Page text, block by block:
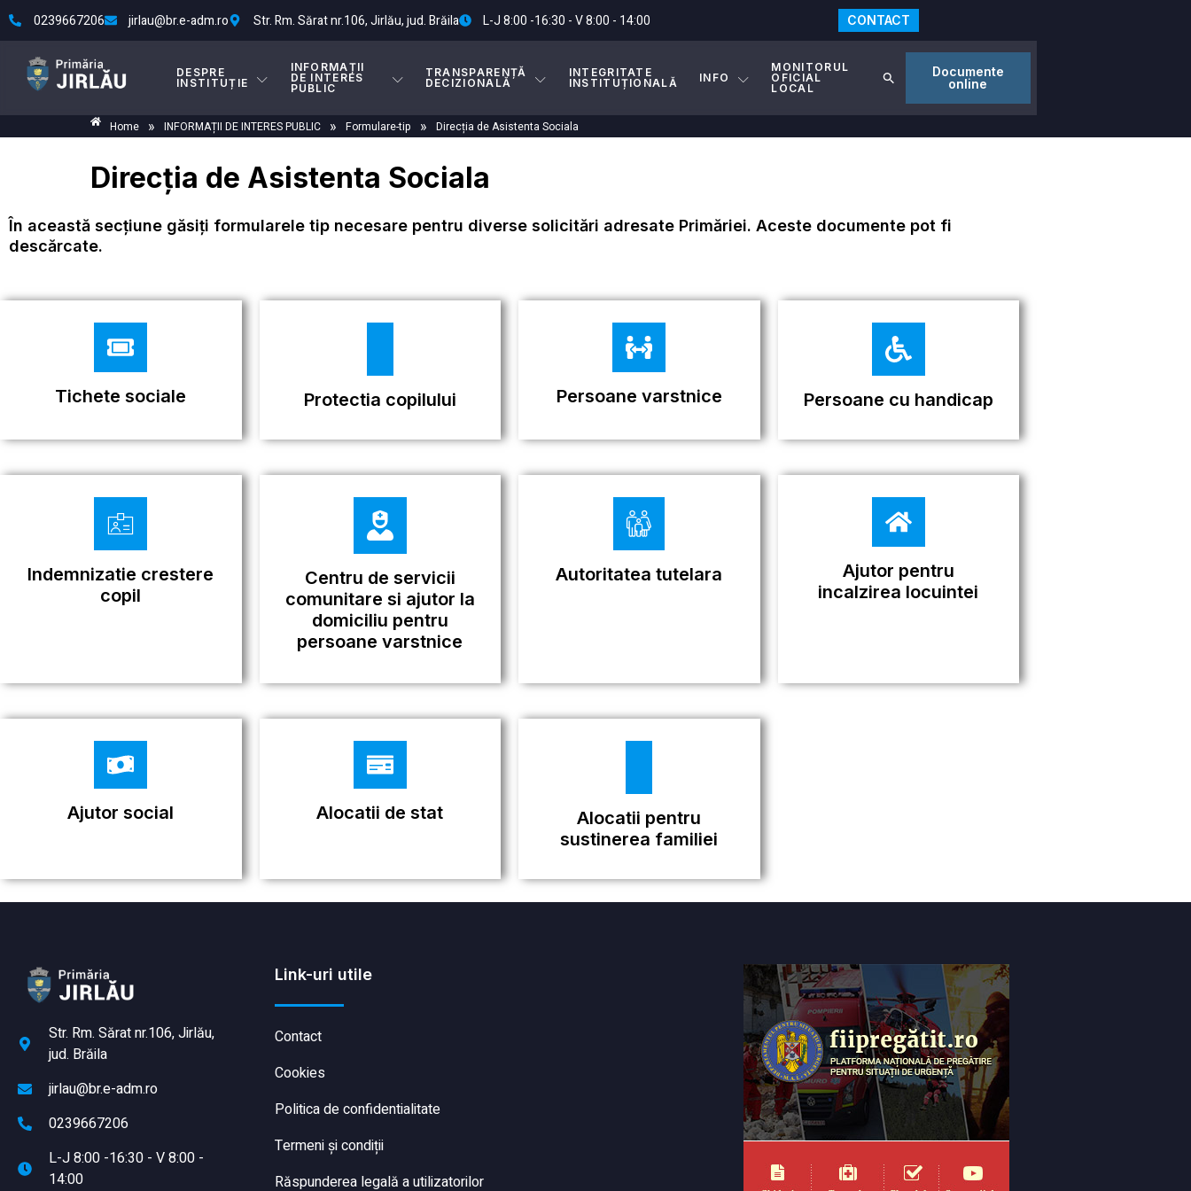
0239667206 jirlau@br.e-adm.ro Str. Rm. Sărat nr.106, Jirlău, jud. Brăila L-J 8:00 -16:30 - V 8:00 - 14:00 CONTACT
DESPRE
INSTITUȚIE
INFORMAȚII
DE INTERES
PUBLIC
TRANSPARENȚĂ
DECIZIONALĂ
INTEGRITATE
INSTITUȚIONALĂ
INFO
MONITORUL
OFICIAL
LOCAL
Documente
online
Home » INFORMAȚII DE INTERES PUBLIC » Formulare-tip » Direcția de Asistenta Sociala
Direcția de Asistenta Sociala
În această secțiune găsiți formularele tip necesare pentru diverse solicitări adresate Primăriei. Aceste documente pot fi
descărcate.
Tichete sociale Protectia copilului Persoane varstnice Persoane cu handicap
Indemnizatie crestere
copil
Centru de servicii
comunitare si ajutor la
domiciliu pentru
persoane varstnice
Autoritatea tutelara
Ajutor pentru
incalzirea locuintei
Ajutor social Alocatii de stat
Alocatii pentru
sustinerea familiei
Str. Rm. Sărat nr.106, Jirlău,
jud. Brăila
jirlau@br.e-adm.ro
0239667206
L-J 8:00 -16:30 - V 8:00 -
14:00
Link-uri utile
Contact
Cookies
Politica de confidentialitate
Termeni și condiții
Răspunderea legală a utilizatorilor